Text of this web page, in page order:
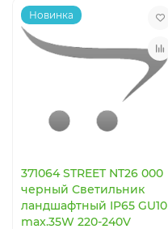
Новинка
371064 STREET NT26 000
черный Светильник
ландшафтный IP65 GU10
max.35W 220-240V